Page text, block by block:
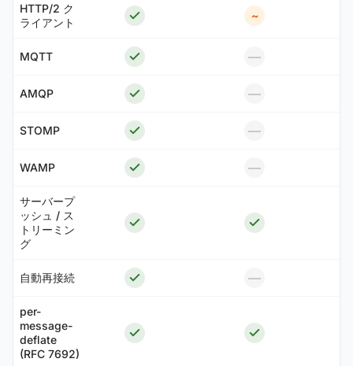
HTTP/2 ク
ライアント
~
MQTT —
AMQP —
STOMP —
WAMP —
サーバープ
ッシュ / ス
トリーミン
グ
自動再接続 —
per-
message-
deflate
(RFC 7692)